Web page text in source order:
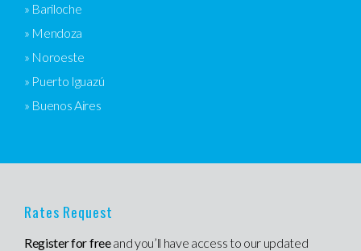
» Bariloche
» Mendoza
» Noroeste
» Puerto Iguazú
» Buenos Aires
Rates Request
Register for freeand you’ll have access to our updated